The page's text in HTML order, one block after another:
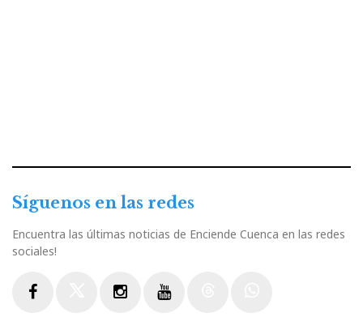
Síguenos en las redes
Encuentra las últimas noticias de Enciende Cuenca en las redes
sociales!